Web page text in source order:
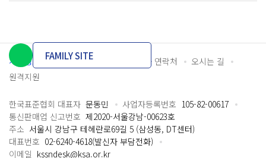
개인정보처리방침 이용약관 담당자 연락처
오시는 길
원격지원
FAMILY SITE
한국표준협회 대표자 문동민 사업자등록번호 105-82-00617
통신판매업 신고번호 제2020-서울강남-00623호
주소 서울시 강남구 테헤란로69길 5 (삼성동, DT센터)
대표번호 02-6240-4618(발신자 부담전화)
이메일 kssndesk@ksa.or.kr